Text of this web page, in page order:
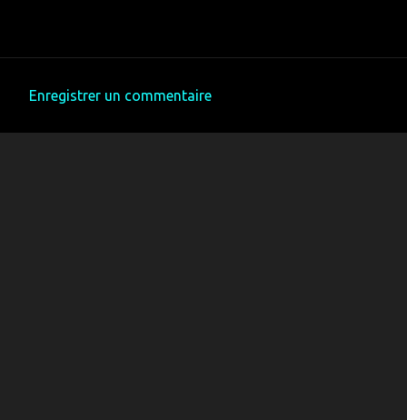
Enregistrer un commentaire